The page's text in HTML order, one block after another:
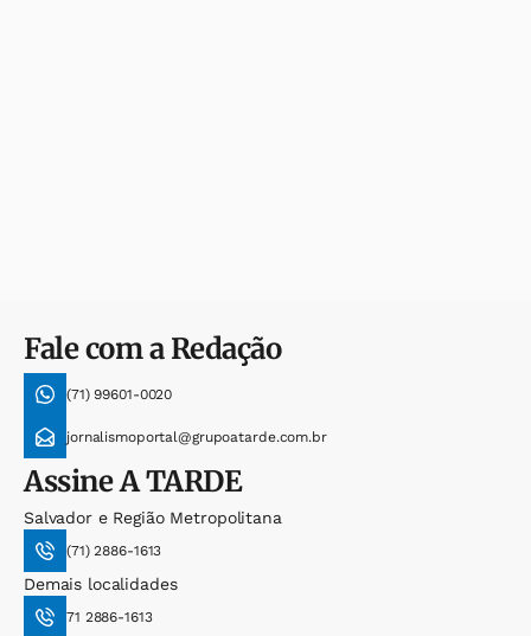
Fale com a Redação
(71) 99601-0020
jornalismoportal@grupoatarde.com.br
AssineA TARDE
Salvador e Região Metropolitana
(71) 2886-1613
Demais localidades
71 2886-1613